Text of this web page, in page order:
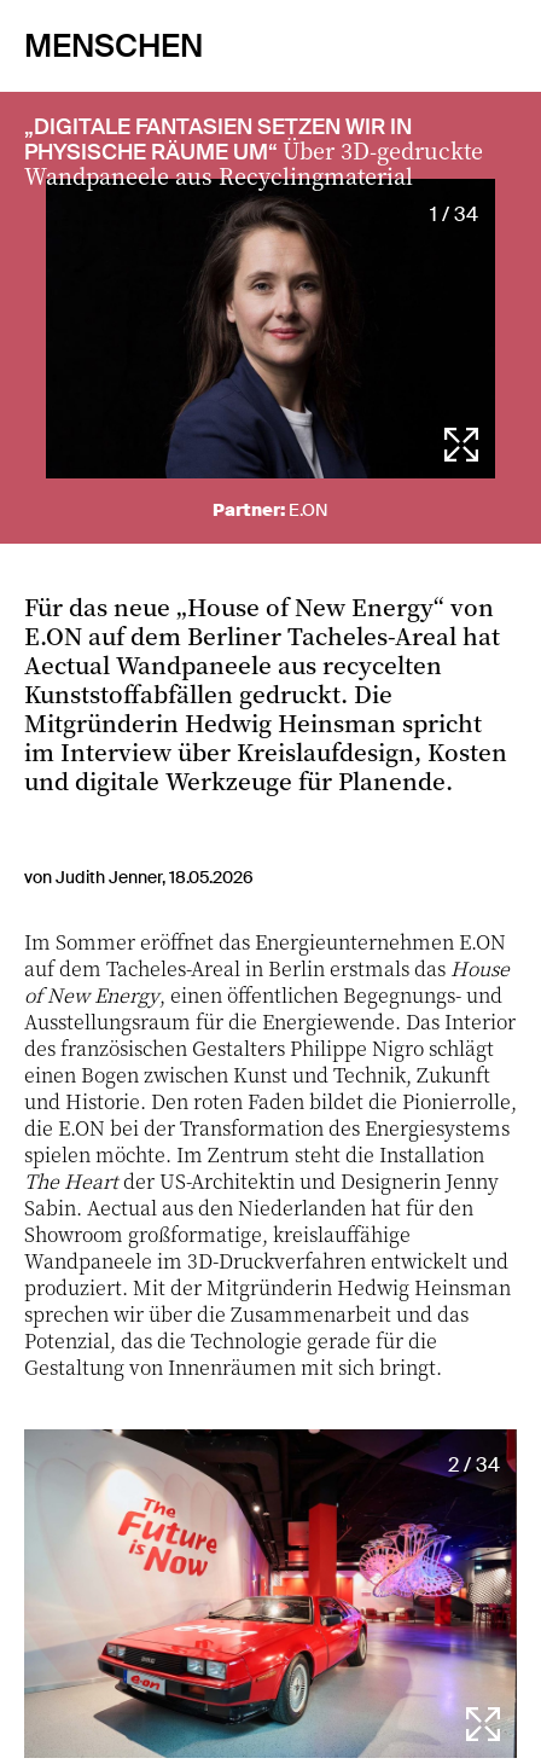
MENSCHEN
„DIGITALE FANTASIEN SETZEN WIR IN
PHYSISCHE RÄUME UM“ Über 3D-gedruckte
Wandpaneele aus Recyclingmaterial
1 / 34
Partner: E.ON
Für das neue „House of New Energy“ von
E.ON auf dem Berliner Tacheles-Areal hat
Aectual Wandpaneele aus recycelten
Kunststoffabfällen gedruckt. Die
Mitgründerin Hedwig Heinsman spricht
im Interview über Kreislaufdesign, Kosten
und digitale Werkzeuge für Planende.
von Judith Jenner, 18.05.2026
Im Sommer eröffnet das Energieunternehmen E.ON
auf dem Tacheles-Areal in Berlin erstmals das House
of New Energy, einen öffentlichen Begegnungs- und
Ausstellungsraum für die Energiewende. Das Interior
des französischen Gestalters Philippe Nigro schlägt
einen Bogen zwischen Kunst und Technik, Zukunft
und Historie. Den roten Faden bildet die Pionierrolle,
die E.ON bei der Transformation des Energiesystems
spielen möchte. Im Zentrum steht die Installation
The Heartder US-Architektin und Designerin Jenny
Sabin. Aectual aus den Niederlanden hat für den
Showroom großformatige, kreislauffähige
Wandpaneele im 3D-Druckverfahren entwickelt und
produziert. Mit der Mitgründerin Hedwig Heinsman
sprechen wir über die Zusammenarbeit und das
Potenzial, das die Technologie gerade für die
Gestaltung von Innenräumen mit sich bringt.
2 / 34